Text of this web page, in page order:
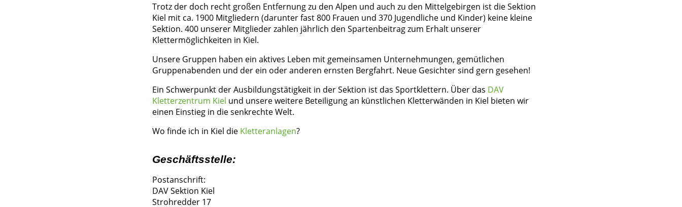
Trotz der doch recht großen Entfernung zu den Alpen und auch zu den Mittelgebirgen ist die Sektion
Kiel mit ca. 1900 Mitgliedern (darunter fast 800 Frauen und 370 Jugendliche und Kinder) keine kleine
Sektion. 400 unserer Mitglieder zahlen jährlich den Spartenbeitrag zum Erhalt unserer
Klettermöglichkeiten in Kiel.
Unsere Gruppen haben ein aktives Leben mit gemeinsamen Unternehmungen, gemütlichen
Gruppenabenden und der ein oder anderen ernsten Bergfahrt. Neue Gesichter sind gern gesehen!
Ein Schwerpunkt der Ausbildungstätigkeit in der Sektion ist das Sportklettern. Über das DAV
Kletterzentrum Kiel und unsere weitere Beteiligung an künstlichen Kletterwänden in Kiel bieten wir
einen Einstieg in die senkrechte Welt.
Wo finde ich in Kiel die Kletteranlagen?
Geschäftsstelle:
Postanschrift:
DAV Sektion Kiel
Strohredder 17